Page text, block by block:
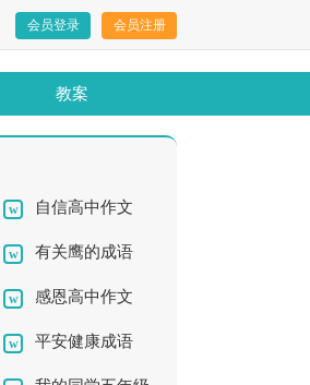
会员登录 会员注册
教案
自信高中作文
有关鹰的成语
感恩高中作文
平安健康成语